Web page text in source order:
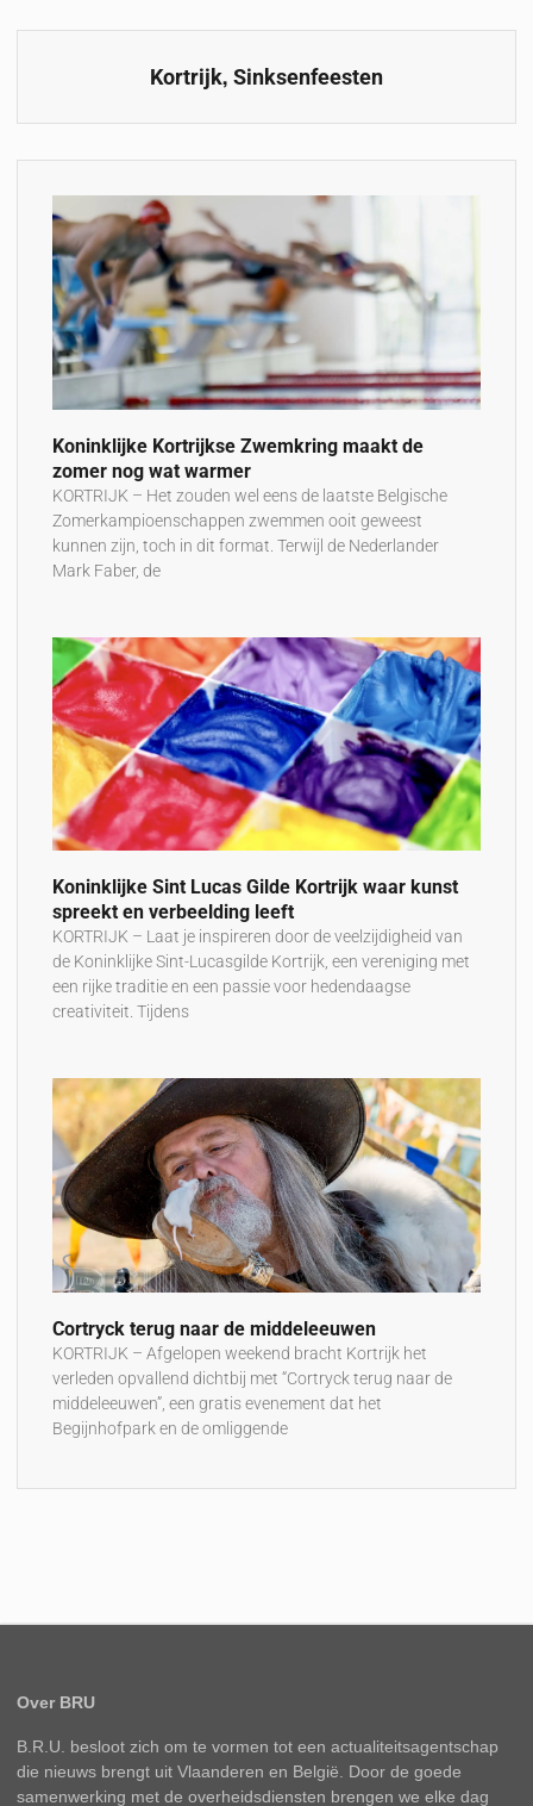
Kortrijk, Sinksenfeesten
Koninklijke Kortrijkse Zwemkring maakt de
zomer nog wat warmer
KORTRIJK – Het zouden wel eens de laatste Belgische
Zomerkampioenschappen zwemmen ooit geweest
kunnen zijn, toch in dit format. Terwijl de Nederlander
Mark Faber, de
Koninklijke Sint Lucas Gilde Kortrijk waar kunst
spreekt en verbeelding leeft
KORTRIJK – Laat je inspireren door de veelzijdigheid van
de Koninklijke Sint-Lucasgilde Kortrijk, een vereniging met
een rijke traditie en een passie voor hedendaagse
creativiteit. Tijdens
Cortryck terug naar de middeleeuwen
KORTRIJK – Afgelopen weekend bracht Kortrijk het
verleden opvallend dichtbij met “Cortryck terug naar de
middeleeuwen”, een gratis evenement dat het
Begijnhofpark en de omliggende
Over BRU
B.R.U. besloot zich om te vormen tot een actualiteitsagentschap
die nieuws brengt uit Vlaanderen en België. Door de goede
samenwerking met de overheidsdiensten brengen we elke dag